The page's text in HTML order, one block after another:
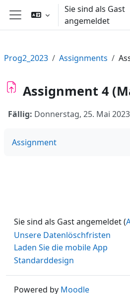
Zum Hauptinhalt
Website-Übersicht
Sie sind als Gast
angemeldet
Prog2_2023 Assignments
Assignment 4
Fällig: Donnerstag, 25. Mai
Assignment
Sie sind als Gast angemeldet (
Unsere Datenlöschfristen
Laden Sie die mobile App
Standarddesign
Powered by Moodle